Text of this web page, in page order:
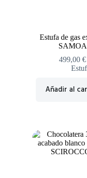
Estufa de gas
SAMOA
499,00€
Añadir al